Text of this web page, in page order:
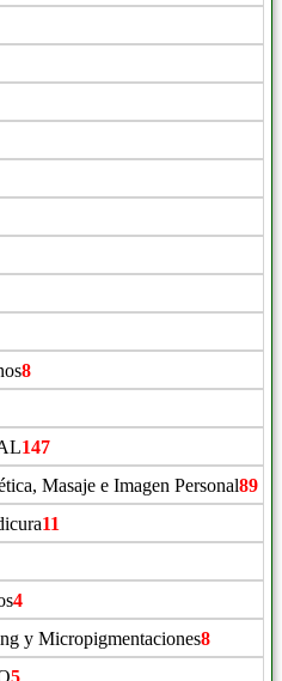
8
147
Masaje e Imagen Personal89
11
4
y Micropigmentaciones8